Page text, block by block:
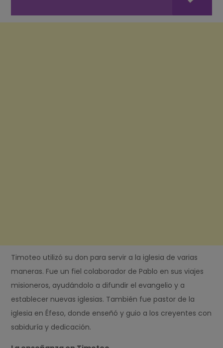
Timoteo utilizó su don para servir a la iglesia de varias
maneras. Fue un fiel colaborador de Pablo en sus viajes
misioneros, ayudándolo a difundir el evangelio y a
establecer nuevas iglesias. También fue pastor de la
iglesia en Éfeso, donde enseñó y guio a los creyentes con
sabiduría y dedicación.